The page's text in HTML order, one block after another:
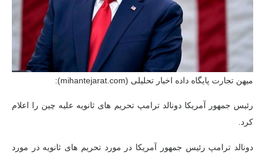
میهن تجارت پایگاه داده اخبار تحلیلی (mihantejarat.com):
رئیس جمهور آمریكا دونالد ترامپ تحریم های ثانویه علیه چین را اعلام
كرد.
دونالد ترامپ رئیس جمهور آمریكا در مورد تحریم های ثانویه در مورد